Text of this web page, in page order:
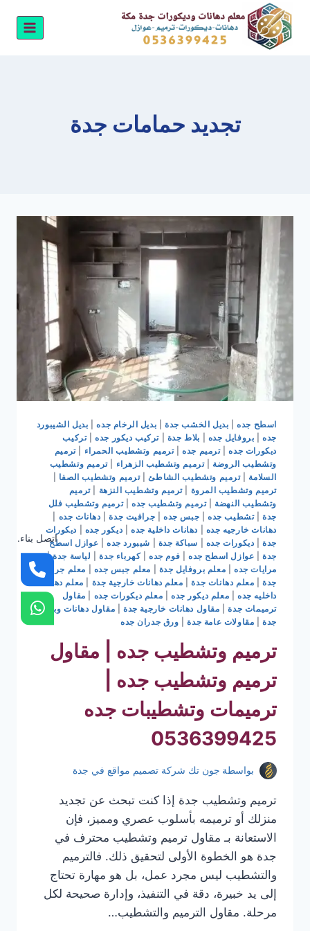
التجاوز
المحتوى
تجديد حمامات جدة
اسطح جده| بديل الخشب جدة| بديل الرخام جده| بديل الشيبورد
جده| بروفايل جده بلاط جدة تركيب ديكور جده|تركيب
ديكورات جده|ترميم جده|ترميم وتشطيب الحمراء |ترميم
وتشطيب الروضة |ترميم وتشطيب الزهراء |ترميم وتشطيب
السلامة |ترميم وتشطيب الشاطئ|ترميم وتشطيب الصفا
ترميم وتشطيب المروة |ترميم وتشطيب النزهة |ترميم
وتشطيب النهضة |ترميم وتشطيب جده |ترميم وتشطيب فلل
جدة|تشطيب جده| جبس جده| جرافيت جدة| دهانات جده
دهانات خارجيه جده
دهانات داخلية جده ديكور جده
ديكورات
جدة| ديكورات جده سباكة جدة شيبورد جده
عوازل اسطح
جدة| عوازل اسطح جده| فوم جده|كهرباء جدة| لياسة جدة|
مرايات جده| معلم بروفايل جدة معلم جبس جده
معلم جرافيت
جدة| معلم دهانات جدة| معلم دهانات خارجية جدة
معلم دهانات
داخليه جده| معلم ديكور جده معلم ديكورات جده
مقاول
ترميمات جدة| مقاول دهانات خارجية جدة
مقاول دهانات وبويات
جدة| مقاولات عامة جدة| ورق جدران جده
ترميم وتشطيب جده | مقاول
ترميم وتشطيب جده |
ترميمات وتشطيبات جده
0536399425
بواسطة جون تك شركة تصميم مواقع في جدة
ترميم وتشطيب جدة إذا كنت تبحث عن تجديد
منزلك أو ترميمه بأسلوب عصري ومميز، فإن
الاستعانة بـ مقاول ترميم وتشطيب محترف في
جدة هو الخطوة الأولى لتحقيق ذلك. فالترميم
والتشطيب ليس مجرد عمل، بل هو مهارة تحتاج
إلى يد خبيرة، دقة في التنفيذ، وإدارة صحيحة لكل
مرحلة. مقاول الترميم والتشطيب…
اتصل بناء.